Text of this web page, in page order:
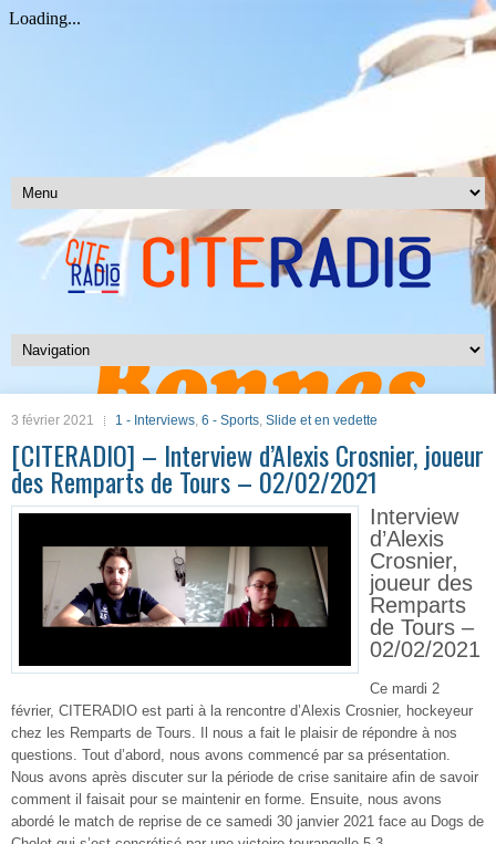
3 février 2021 1 - Interviews, 6 - Sports, Slide et en vedette
[CITERADIO] – Interview d’Alexis Crosnier, joueur
des Remparts de Tours – 02/02/2021
Interview
d’Alexis
Crosnier,
joueur des
Remparts
de Tours –
02/02/2021
Ce mardi 2
février, CITERADIO est parti à la rencontre d’Alexis Crosnier, hockeyeur
chez les Remparts de Tours. Il nous a fait le plaisir de répondre à nos
questions. Tout d’abord, nous avons commencé par sa présentation.
Nous avons après discuter sur la période de crise sanitaire afin de savoir
comment il faisait pour se maintenir en forme. Ensuite, nous avons
abordé le match de reprise de ce samedi 30 janvier 2021 face au Dogs de